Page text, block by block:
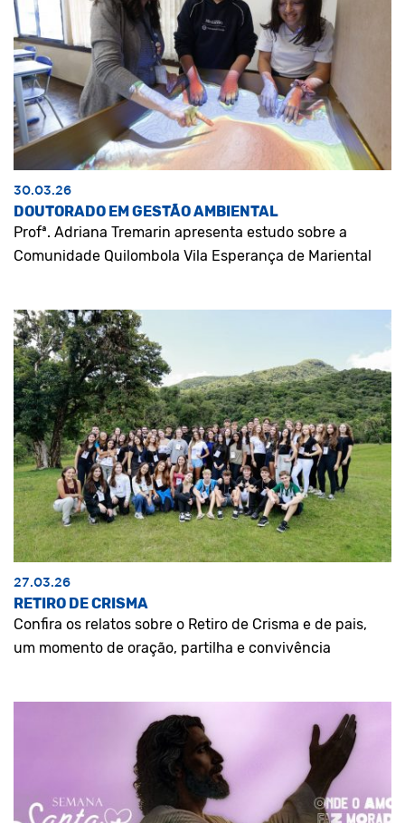
30.03.26
DOUTORADO EM GESTÃO AMBIENTAL
Profª. Adriana Tremarin apresenta estudo sobre a
Comunidade Quilombola Vila Esperança de Mariental
27.03.26
RETIRO DE CRISMA
Confira os relatos sobre o Retiro de Crisma e de pais,
um momento de oração, partilha e convivência